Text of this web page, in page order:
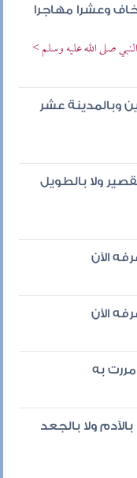
وعشرا مهاجرا
صلى الله عليه وسلم >
وبالمدينة عشر
ولا بالطويل
الآن
الآن
به
ولا بالجعد